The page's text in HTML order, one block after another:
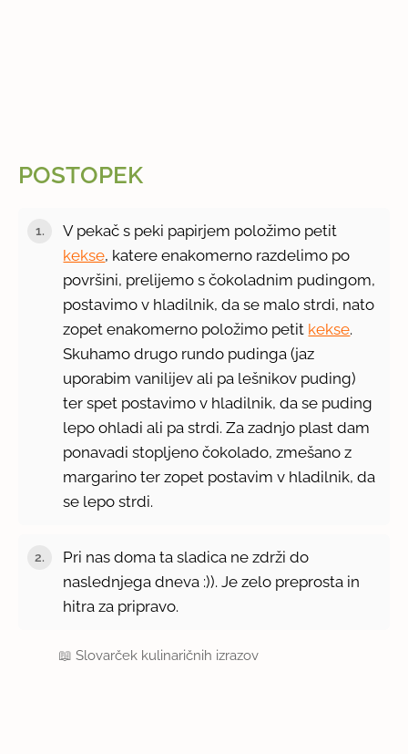
POSTOPEK
V pekač s peki papirjem položimo petit
kekse, katere enakomerno razdelimo po
površini, prelijemo s čokoladnim pudingom,
postavimo v hladilnik, da se malo strdi, nato
zopet enakomerno položimo petit kekse.
Skuhamo drugo rundo pudinga (jaz
uporabim vanilijev ali pa lešnikov puding)
ter spet postavimo v hladilnik, da se puding
lepo ohladi ali pa strdi. Za zadnjo plast dam
ponavadi stopljeno čokolado, zmešano z
margarino ter zopet postavim v hladilnik, da
se lepo strdi.
Pri nas doma ta sladica ne zdrži do
naslednjega dneva :)). Je zelo preprosta in
hitra za pripravo.
📖Slovarček kulinaričnih izrazov